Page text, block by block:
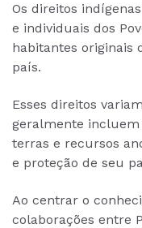
Os direitos
e individuais dos
habitantes originais
país.
Esses direitos
geralmente
terras e recursos
e proteção de seu
Ao centrar o
colaborações entre